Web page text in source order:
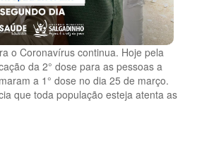
o Coronavírus continua. Hoje pela
da 2° dose para as pessoas a
a 1° dose no dia 25 de março.
que toda população esteja atenta as